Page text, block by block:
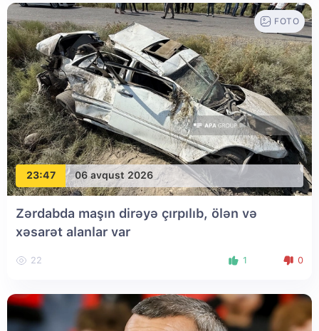
23:47 06 avqust 2026
FOTO
Zərdabda maşın dirəyə çırpılıb, ölən və
xəsarət alanlar var
22 1 0